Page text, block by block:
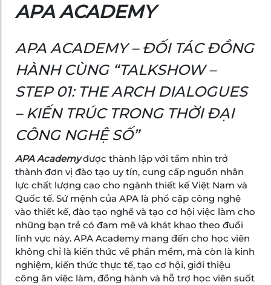
APA ACADEMY
APA ACADEMY – ĐỐI TÁC ĐỒNG
HÀNH CÙNG “TALKSHOW –
STEP 01: THE ARCH DIALOGUES
– KIẾN TRÚC TRONG THỜI ĐẠI
CÔNG NGHỆ SỐ”
APA Academyđược thành lập với tầm nhìn trở
thành đơn vị đào tạo uy tín, cung cấp nguồn nhân
lực chất lượng cao cho ngành thiết kế Việt Nam và
Quốc tế. Sứ mệnh của APA là phổ cập công nghệ
vào thiết kế, đào tạo nghề và tạo cơ hội việc làm cho
những bạn trẻ có đam mê và khát khao theo đuổi
lĩnh vực này. APA Academy mang đến cho học viên
không chỉ là kiến thức về phần mềm, mà còn là kinh
nghiệm, kiến thức thực tế, tạo cơ hội, giới thiệu
công ăn việc làm, đồng hành và hỗ trợ học viên suốt